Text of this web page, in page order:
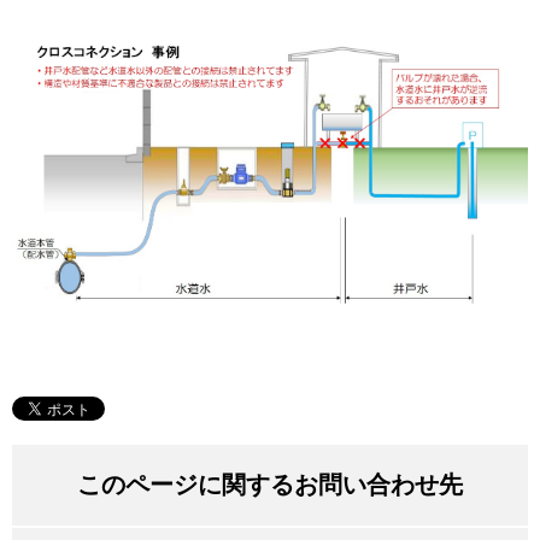
このページに関するお問い合わせ先